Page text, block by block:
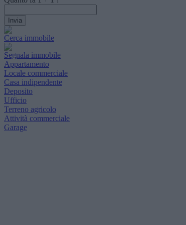
Cerca immobile
Segnala immobile
Appartamento
Locale commerciale
Casa indipendente
Deposito
Ufficio
Terreno agricolo
Attività commerciale
Garage